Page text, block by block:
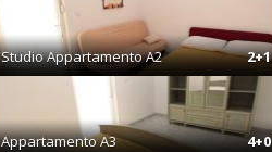
Studio Appartamento A2 2+1
Appartamento A3 4+0